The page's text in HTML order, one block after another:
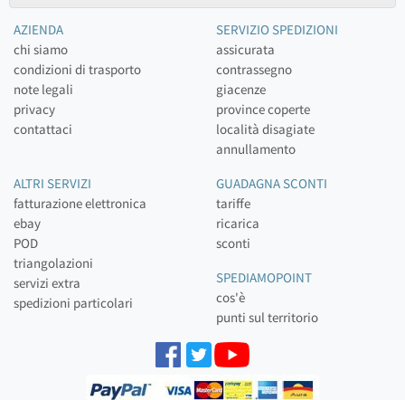
AZIENDA
chi siamo
condizioni di trasporto
note legali
privacy
contattaci
SERVIZIO SPEDIZIONI
assicurata
contrassegno
giacenze
province coperte
località disagiate
annullamento
ALTRI SERVIZI
fatturazione elettronica
ebay
POD
triangolazioni
servizi extra
spedizioni particolari
GUADAGNA SCONTI
tariffe
ricarica
sconti
SPEDIAMOPOINT
cos'è
punti sul territorio